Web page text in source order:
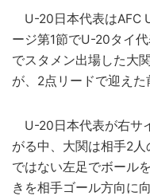
U-20日本代表はAFC
ージ第1節でU-20タイ
でスタメン出場した大
が、2点リードで迎えた
U-20日本代表が右サ
がる中、大関は相手2
ではない左足でボールを
きを相手ゴール方向に